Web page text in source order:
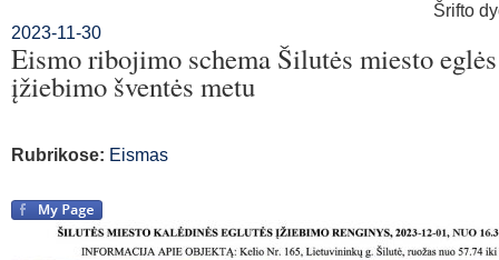
Šrifto
2023-11-30
Eismo ribojimo schema Šilutės miesto eglės
įžiebimo šventės metu
Rubrikose: Eismas